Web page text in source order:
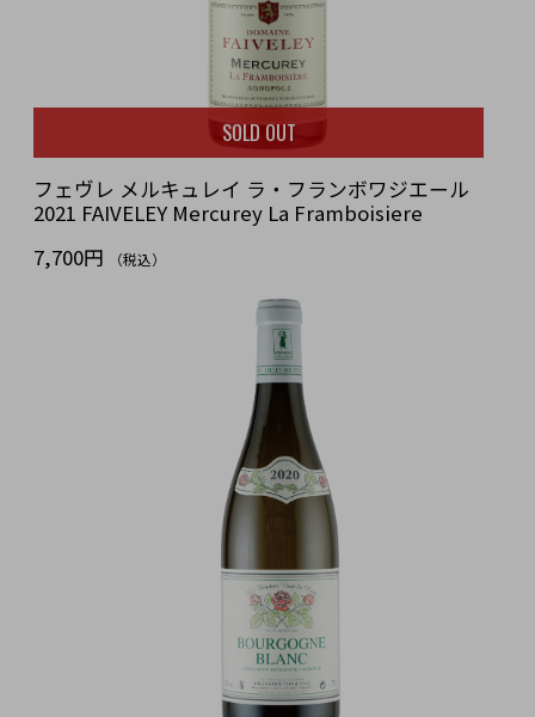
SOLD OUT
フェヴレ メルキュレイ ラ・フランボワジエール
2021 FAIVELEY Mercurey La Framboisiere
7,700円
（税込）